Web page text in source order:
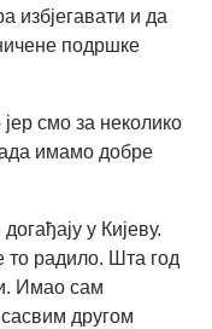
избјегавати и да
подршке
смо за неколико
имамо добре
у Кијеву.
то радило. Шта год
Имао сам
другом